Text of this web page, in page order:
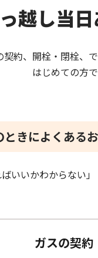
産 越し当
契約、開栓・閉栓、
はじめての方
ときによくある
ばいいかわからない
ガスの契約